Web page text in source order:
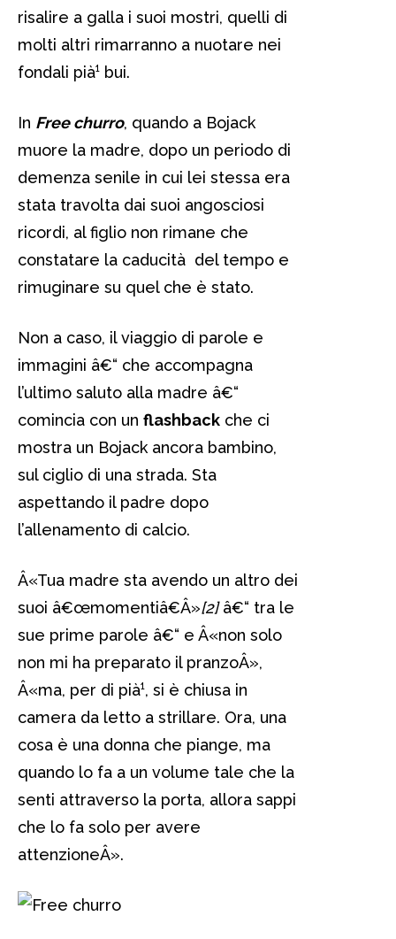
risalire a galla i suoi mostri, quelli di
molti altri rimarranno a nuotare nei
fondali pià¹ bui.
In Free churro, quando a Bojack
muore la madre, dopo un periodo di
demenza senile in cui lei stessa era
stata travolta dai suoi angosciosi
ricordi, al figlio non rimane che
constatare la caducità del tempo e
rimuginare su quel che è stato.
Non a caso, il viaggio di parole e
immagini â€“ che accompagna
l’ultimo saluto alla madre â€“
comincia con un flashback che ci
mostra un Bojack ancora bambino,
sul ciglio di una strada. Sta
aspettando il padre dopo
l’allenamento di calcio.
Â«Tua madre sta avendo un altro dei
suoi â€œmomentiâ€Â»[2]â€“ tra le
sue prime parole â€“ e Â«non solo
non mi ha preparato il pranzoÂ»,
Â«ma, per di pià¹, si è chiusa in
camera da letto a strillare. Ora, una
cosa è una donna che piange, ma
quando lo fa a un volume tale che la
senti attraverso la porta, allora sappi
che lo fa solo per avere
attenzioneÂ».